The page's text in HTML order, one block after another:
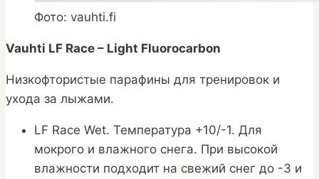
Фото: vauhti.fi
Vauhti LF Race – Light Fluorocarbon
Низкофтористые парафины для тренировок и
ухода за лыжами.
LF Race Wet. Температура +10/-1. Для
мокрого и влажного снега. При высокой
влажности подходит на свежий снег до -3 и